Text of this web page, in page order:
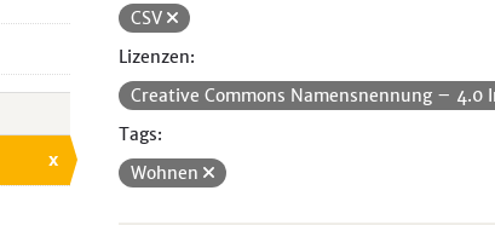
x
CSV
Lizenzen:
Creative Commons Namensnennung – 4.0
Tags:
Wohnen